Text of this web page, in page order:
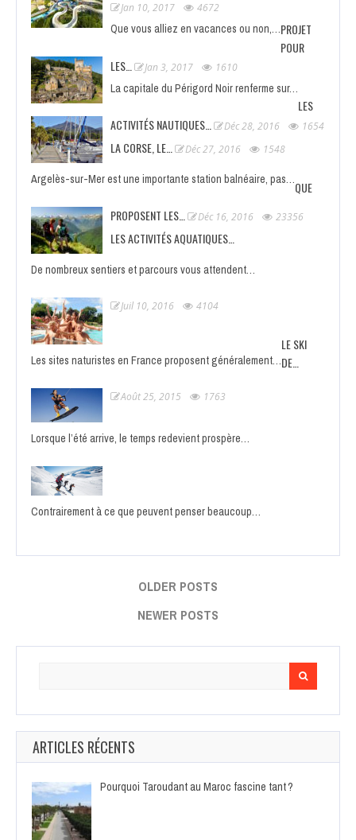
Jan 10, 2017 4672
Que vous alliez en vacances ou non,…PROJET
POUR
LES…
Jan 3, 2017 1610
La capitale du Périgord Noir renferme sur…
LES
ACTIVITÉS NAUTIQUES…
Déc 28, 2016 1654
Argelès-sur-Mer est une importante station balnéaire, pas…
LA CORSE, LE… Déc 27, 2016 1548
De nombreux sentiers et parcours vous attendent…
QUE
PROPOSENT LES…
Déc 16, 2016 23356
Les sites naturistes en France proposent généralement…
LES ACTIVITÉS AQUATIQUES…
Juil 10, 2016 4104
Lorsque l’été arrive, le temps redevient prospère…
LE SKI
DE…
Août 25, 2015 1763
Contrairement à ce que peuvent penser beaucoup…
OLDER POSTS
NEWER POSTS
ARTICLES RÉCENTS
Pourquoi Taroudant au Maroc fascine tant ?